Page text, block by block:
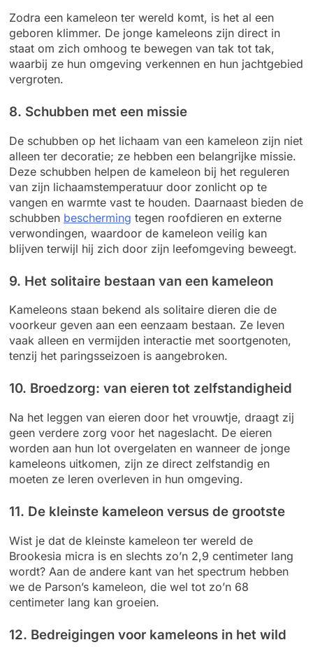
Zodra een kameleon ter wereld komt, is het al een
geboren klimmer. De jonge kameleons zijn direct in
staat om zich omhoog te bewegen van tak tot tak,
waarbij ze hun omgeving verkennen en hun jachtgebied
vergroten.
8. Schubben met een missie
De schubben op het lichaam van een kameleon zijn niet
alleen ter decoratie; ze hebben een belangrijke missie.
Deze schubben helpen de kameleon bij het reguleren
van zijn lichaamstemperatuur door zonlicht op te
vangen en warmte vast te houden. Daarnaast bieden de
schubben bescherming tegen roofdieren en externe
verwondingen, waardoor de kameleon veilig kan
blijven terwijl hij zich door zijn leefomgeving beweegt.
9. Het solitaire bestaan van een kameleon
Kameleons staan bekend als solitaire dieren die de
voorkeur geven aan een eenzaam bestaan. Ze leven
vaak alleen en vermijden interactie met soortgenoten,
tenzij het paringsseizoen is aangebroken.
10. Broedzorg: van eieren tot zelfstandigheid
Na het leggen van eieren door het vrouwtje, draagt zij
geen verdere zorg voor het nageslacht. De eieren
worden aan hun lot overgelaten en wanneer de jonge
kameleons uitkomen, zijn ze direct zelfstandig en
moeten ze leren overleven in hun omgeving.
11. De kleinste kameleon versus de grootste
Wist je dat de kleinste kameleon ter wereld de
Brookesia micra is en slechts zo’n 2,9 centimeter lang
wordt? Aan de andere kant van het spectrum hebben
we de Parson’s kameleon, die wel tot zo’n 68
centimeter lang kan groeien.
12. Bedreigingen voor kameleons in het wild